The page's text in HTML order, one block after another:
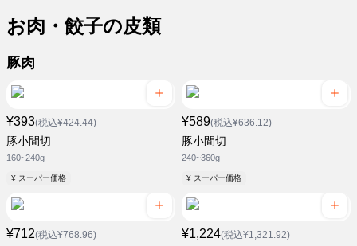
お肉・餃子の皮類
豚肉
¥393(税込¥424.44)
豚小間切
160~240g
¥ スーパー価格
¥589(税込¥636.12)
豚小間切
240~360g
¥ スーパー価格
¥712(税込¥768.96) ¥1,224(税込¥1,321.92)